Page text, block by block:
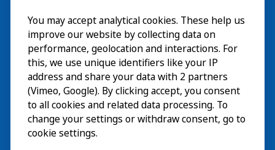
Besök
Utforska
På gång
Om
You may accept analytical cookies. These help us
improve our website by collecting data on
performance, geolocation and interactions. For
this, we use unique identifiers like your IP
address and share your data with 2 partners
(Vimeo, Google). By clicking accept, you consent
to all cookies and related data processing. To
change your settings or withdraw consent, go to
cookie settings.